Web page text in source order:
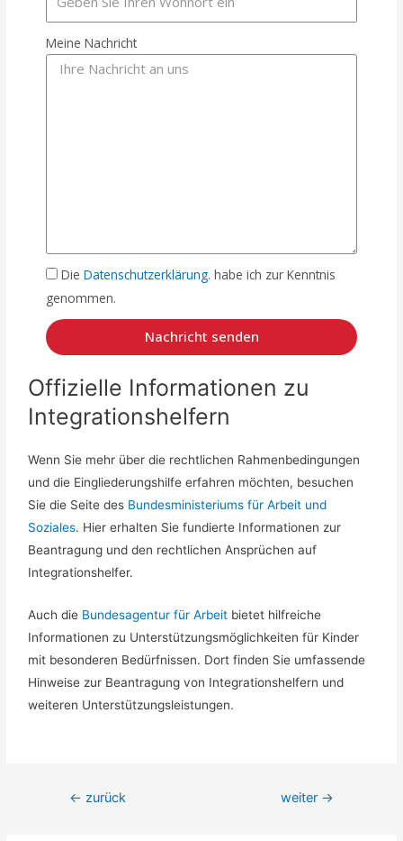
Meine Nachricht
DieDatenschutzerklärung. habe ich zur Kenntnis
genommen.
Nachricht senden
Offizielle Informationen zu
Integrationshelfern
Wenn Sie mehr über die rechtlichen Rahmenbedingungen
und die Eingliederungshilfe erfahren möchten, besuchen
Sie die Seite des Bundesministeriums für Arbeit und
Soziales. Hier erhalten Sie fundierte Informationen zur
Beantragung und den rechtlichen Ansprüchen auf
Integrationshelfer.
Auch die Bundesagentur für Arbeit bietet hilfreiche
Informationen zu Unterstützungsmöglichkeiten für Kinder
mit besonderen Bedürfnissen. Dort finden Sie umfassende
Hinweise zur Beantragung von Integrationshelfern und
weiteren Unterstützungsleistungen.
← zurück weiter →